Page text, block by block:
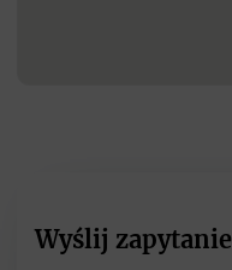
Wyślij zapytanie